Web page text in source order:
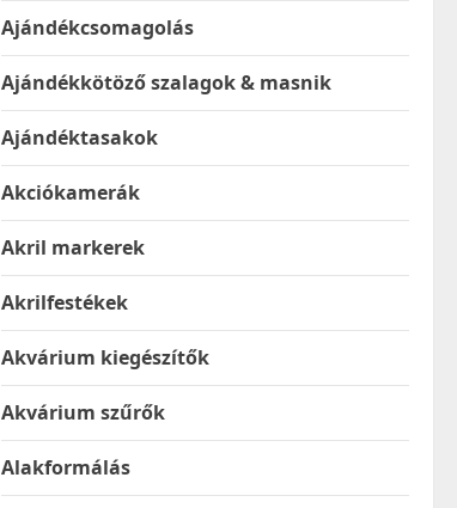
Ajándékcsomagolás
Ajándékkötöző szalagok & masnik
Ajándéktasakok
Akciókamerák
Akril markerek
Akrilfestékek
Akvárium kiegészítők
Akvárium szűrők
Alakformálás